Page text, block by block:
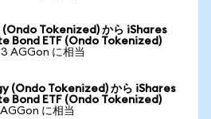
Tokenized) から iShares
Bond ETF (Ondo Tokenized)
AGGon に相当
(Ondo Tokenized) から iShares
Bond ETF (Ondo Tokenized)
に相当